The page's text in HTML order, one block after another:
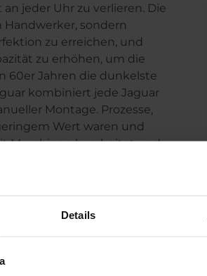
Details
jeder Uhr zu verlieren. Die
sondern
zu erreichen, und
zu erhöhen, um die
60er Jahren die dunkelste
kombiniert jede Jaguar
Montage. Prozesse,
Wert waren und
Maschinen bearbeitet und
für die Mitarbeiter der
weiter zu